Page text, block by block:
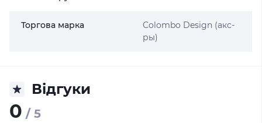
Торгова марка
Colombo Design (акс-
ры)
Відгуки
0 / 5